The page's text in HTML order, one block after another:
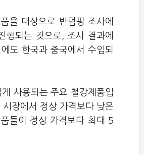
을 대상으로 반덤핑 조사에
행되는 것으로, 조사 결과에
도 한국과 중국에서 수입되
사용되는 주요 철강제품입
장에서 정상 가격보다 낮은
들이 정상 가격보다 최대 5